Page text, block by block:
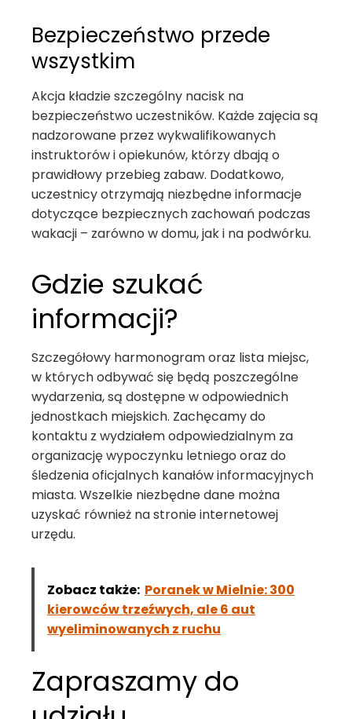
Bezpieczeństwo przede
wszystkim
Akcja kładzie szczególny nacisk na
bezpieczeństwo uczestników. Każde zajęcia są
nadzorowane przez wykwalifikowanych
instruktorów i opiekunów, którzy dbają o
prawidłowy przebieg zabaw. Dodatkowo,
uczestnicy otrzymają niezbędne informacje
dotyczące bezpiecznych zachowań podczas
wakacji – zarówno w domu, jak i na podwórku.
Gdzie szukać
informacji?
Szczegółowy harmonogram oraz lista miejsc,
w których odbywać się będą poszczególne
wydarzenia, są dostępne w odpowiednich
jednostkach miejskich. Zachęcamy do
kontaktu z wydziałem odpowiedzialnym za
organizację wypoczynku letniego oraz do
śledzenia oficjalnych kanałów informacyjnych
miasta. Wszelkie niezbędne dane można
uzyskać również na stronie internetowej
urzędu.
Zobacz także: Poranek w Mielnie: 300
kierowców trzeźwych, ale 6 aut
wyeliminowanych z ruchu
Zapraszamy do